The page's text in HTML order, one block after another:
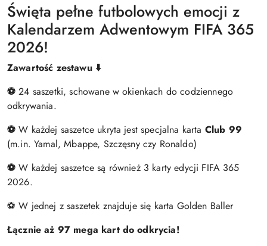
Święta pełne futbolowych emocji z
Kalendarzem Adwentowym FIFA 365
2026!
Zawartość zestawu ⬇️
⚽24 saszetki, schowane w okienkach do codziennego
odkrywania.
⚽ W każdej saszetce ukryta jest specjalna karta Club 99
(m.in. Yamal, Mbappe, Szczęsny czy Ronaldo)
⚽ W każdej saszetce są również 3 karty edycji FIFA 365
2026.
⚽ W jednej z saszetek znajduje się karta Golden Baller
Łącznie aż 97 mega kart do odkrycia!